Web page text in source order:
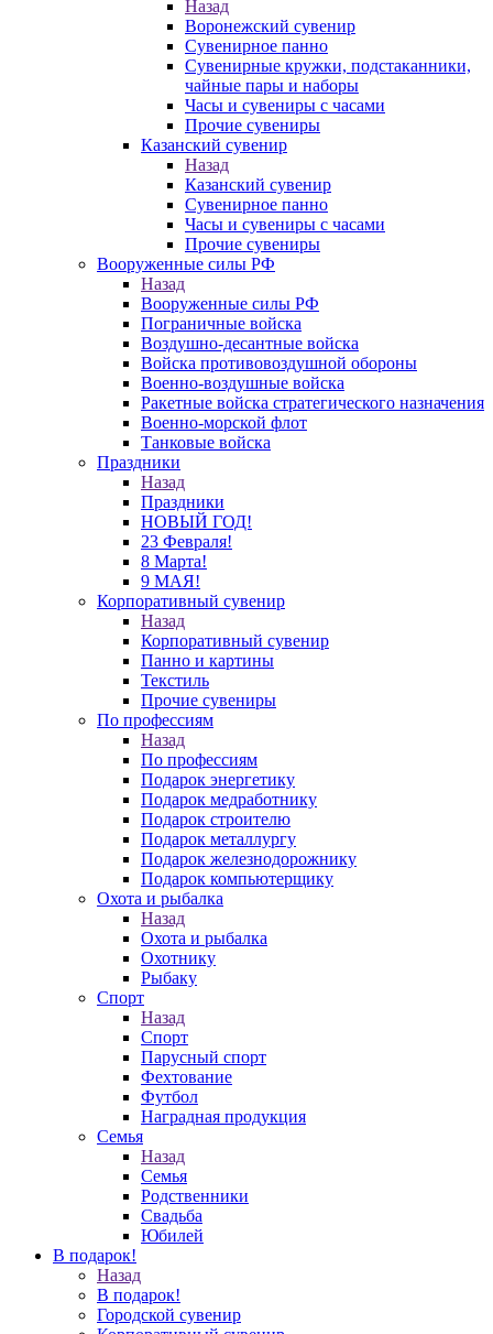
Назад
Воронежский сувенир
Сувенирное панно
Сувенирные кружки, подстаканники,
чайные пары и наборы
Часы и сувениры с часами
Прочие сувениры
Казанский сувенир
Назад
Казанский сувенир
Сувенирное панно
Часы и сувениры с часами
Прочие сувениры
Вооруженные силы РФ
Назад
Вооруженные силы РФ
Пограничные войска
Воздушно-десантные войска
Войска противовоздушной обороны
Военно-воздушные войска
Ракетные войска стратегического назначения
Военно-морской флот
Танковые войска
Праздники
Назад
Праздники
НОВЫЙ ГОД!
23 Февраля!
8 Марта!
9 МАЯ!
Корпоративный сувенир
Назад
Корпоративный сувенир
Панно и картины
Текстиль
Прочие сувениры
По профессиям
Назад
По профессиям
Подарок энергетику
Подарок медработнику
Подарок строителю
Подарок металлургу
Подарок железнодорожнику
Подарок компьютерщику
Охота и рыбалка
Назад
Охота и рыбалка
Охотнику
Рыбаку
Спорт
Назад
Спорт
Парусный спорт
Фехтование
Футбол
Наградная продукция
Семья
Назад
Семья
Родственники
Свадьба
Юбилей
В подарок!
Назад
В подарок!
Городской сувенир